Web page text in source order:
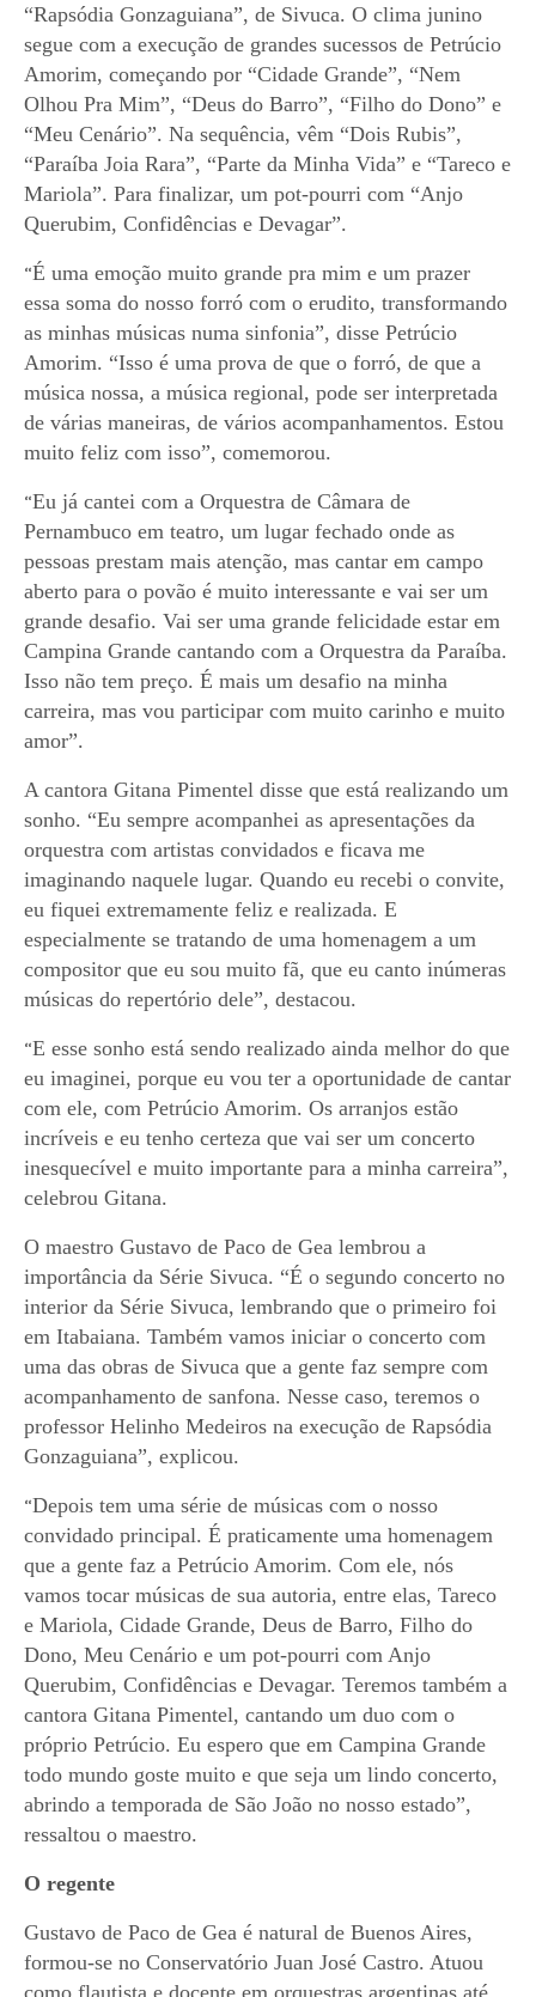
“Rapsódia Gonzaguiana”, de Sivuca. O clima junino
segue com a execução de grandes sucessos de Petrúcio
Amorim, começando por “Cidade Grande”, “Nem
Olhou Pra Mim”, “Deus do Barro”, “Filho do Dono” e
“Meu Cenário”. Na sequência, vêm “Dois Rubis”,
“Paraíba Joia Rara”, “Parte da Minha Vida” e “Tareco e
Mariola”. Para finalizar, um pot-pourri com “Anjo
Querubim, Confidências e Devagar”.
“É uma emoção muito grande pra mim e um prazer
essa soma do nosso forró com o erudito, transformando
as minhas músicas numa sinfonia”, disse Petrúcio
Amorim. “Isso é uma prova de que o forró, de que a
música nossa, a música regional, pode ser interpretada
de várias maneiras, de vários acompanhamentos. Estou
muito feliz com isso”, comemorou.
“Eu já cantei com a Orquestra de Câmara de
Pernambuco em teatro, um lugar fechado onde as
pessoas prestam mais atenção, mas cantar em campo
aberto para o povão é muito interessante e vai ser um
grande desafio.Vai ser uma grande felicidade estar em
Campina Grande cantando com a Orquestra da Paraíba.
Isso não tem preço. É mais um desafio na minha
carreira, mas vou participar com muito carinho e muito
amor”.
A cantora Gitana Pimentel disse que está realizando um
sonho. “Eu sempre acompanhei as apresentações da
orquestra com artistas convidados e ficava me
imaginando naquele lugar. Quando eu recebi o convite,
eu fiquei extremamente feliz e realizada. E
especialmente se tratando de uma homenagem a um
compositor que eu sou muito fã, que eu canto inúmeras
músicas do repertório dele”, destacou.
“E esse sonho está sendo realizado ainda melhor do que
eu imaginei, porque eu vou ter a oportunidade de cantar
com ele, com Petrúcio Amorim. Os arranjos estão
incríveis e eu tenho certeza que vai ser um concerto
inesquecível e muito importante para a minha carreira”,
celebrou Gitana.
O maestro Gustavo de Paco de Gea lembrou a
importância da Série Sivuca. “É o segundo concerto no
interior da Série Sivuca, lembrando que o primeiro foi
em Itabaiana. Também vamos iniciar o concerto com
uma das obras de Sivuca que a gente faz sempre com
acompanhamento de sanfona. Nesse caso, teremos o
professor Helinho Medeiros na execução de Rapsódia
Gonzaguiana”, explicou.
“Depois tem uma série de músicas com o nosso
convidado principal. É praticamente uma homenagem
que a gente faz a Petrúcio Amorim. Com ele, nós
vamos tocar músicas de sua autoria, entre elas, Tareco
e Mariola, Cidade Grande, Deus de Barro, Filho do
Dono, Meu Cenário e um pot-pourri com Anjo
Querubim, Confidências e Devagar. Teremos também a
cantora Gitana Pimentel, cantando um duo com o
próprio Petrúcio. Eu espero que em Campina Grande
todo mundo goste muito e que seja um lindo concerto,
abrindo a temporada de São João no nosso estado”,
ressaltou o maestro.
O regente
Gustavo de Paco de Gea é natural de Buenos Aires,
formou-se no Conservatório Juan José Castro. Atuou
como flautista e docente em orquestras argentinas até